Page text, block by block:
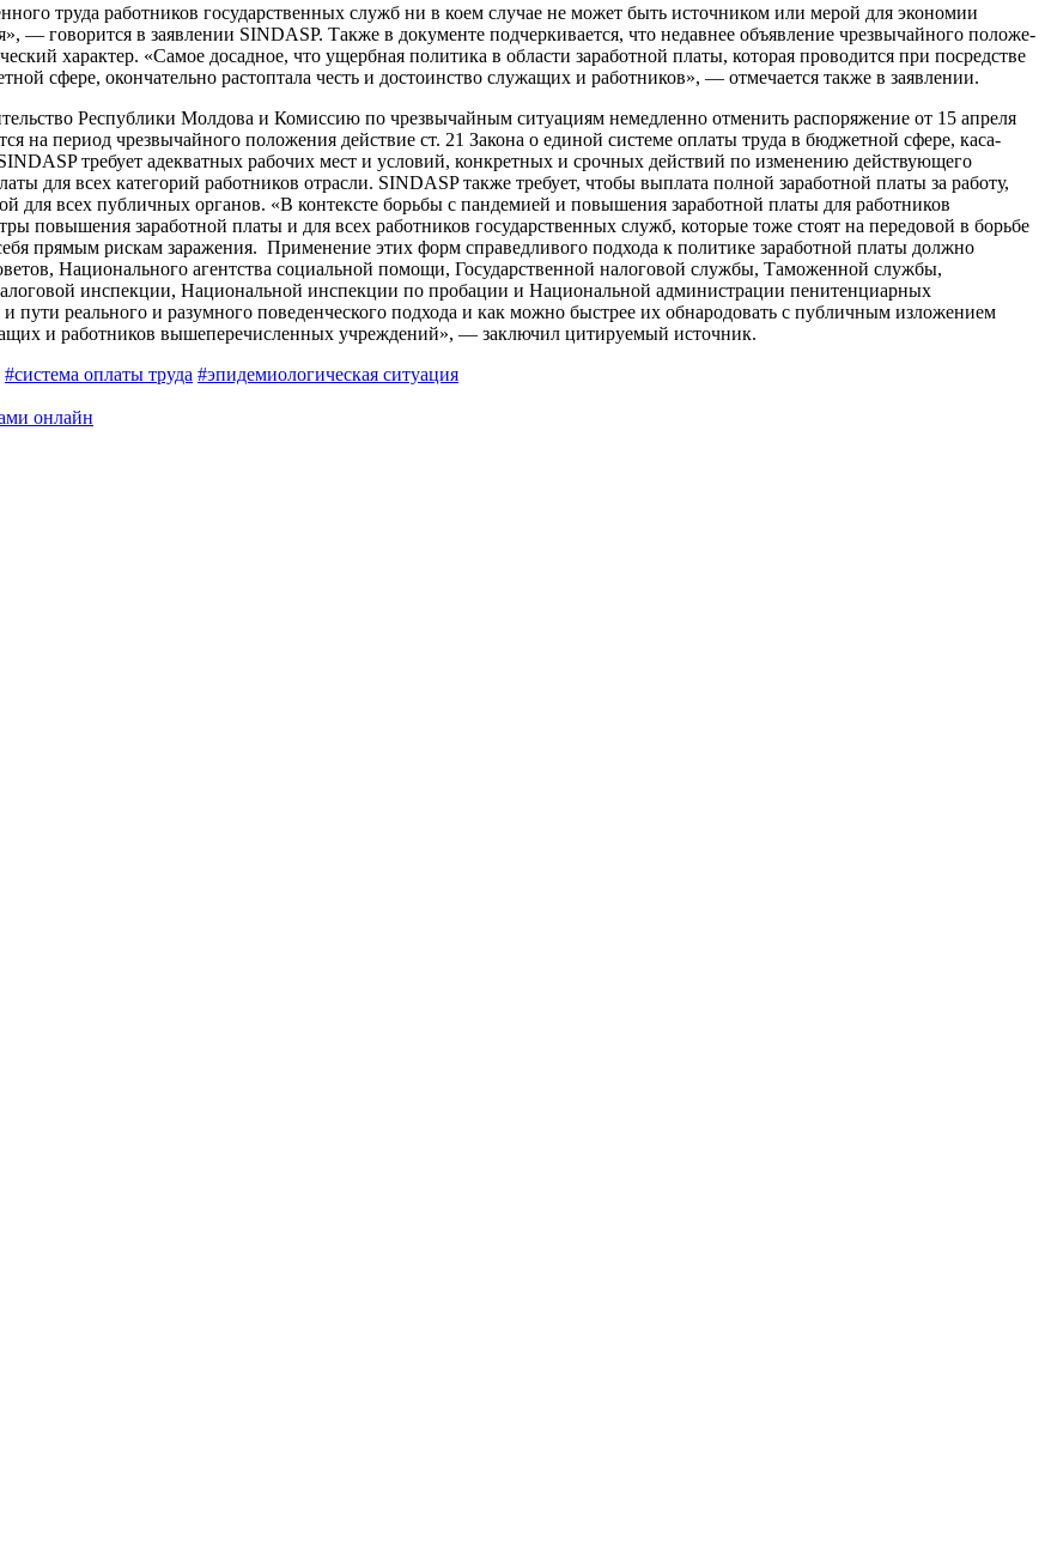
труда работни­ков государственных служб ни в коем случае не может быть источ­ником или мерой для экономии
— говорится в заявлении SINDASP. Также в документе под­черкивается, что недавнее объявление чрезвычайного положе­
характер. «Самое досадное, что ущербная поли­тика в области заработной платы, которая проводится при посредстве
сфере, окончательно растоптала честь и достоинство служащих и работников», — отме­чается также в заявлении.
Республики Мол­дова и Комиссию по чрезвычай­ным ситуациям немедленно отме­нить распоряжение от 15 апреля
на период чрезвычай­ного положения действие ст. 21 Закона о единой системе оплаты труда в бюджетной сфере, каса­
требует адекватных рабо­чих мест и условий, конкретных и срочных действий по изменению действующего
для всех катего­рий работников отрасли. SINDASP также требует, чтобы выплата полной заработной платы за работу,
для всех публич­ных органов. «В контексте борьбы с пандемией и повышения зара­ботной платы для работников
повышения заработ­ной платы и для всех работников государственных служб, которые тоже стоят на передовой в борьбе
прямым рискам зара­жения. Применение этих форм справедливого подхода к поли­тике заработной платы должно
Национального агентства социальной помощи, Государственной налоговой службы, Таможенной службы,
инспекции, Национальной инспекции по пробации и Наци­ональной администрации пени­тенциарных
реаль­ного и разумного поведенческого подхода и как можно быст­рее их обнародовать с публичным изложением
и работни­ков вышеперечисленных учреж­дений», — заключил цитируемый источник.
#система оплаты труда #эпидемиологическая ситуация
онлайн